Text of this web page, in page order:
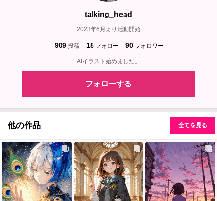
talking_head
2023年6月より活動開始
909 投稿 18 フォロー 90 フォロワー
AIイラスト始めました。
フォローする
他の作品 全てを見る